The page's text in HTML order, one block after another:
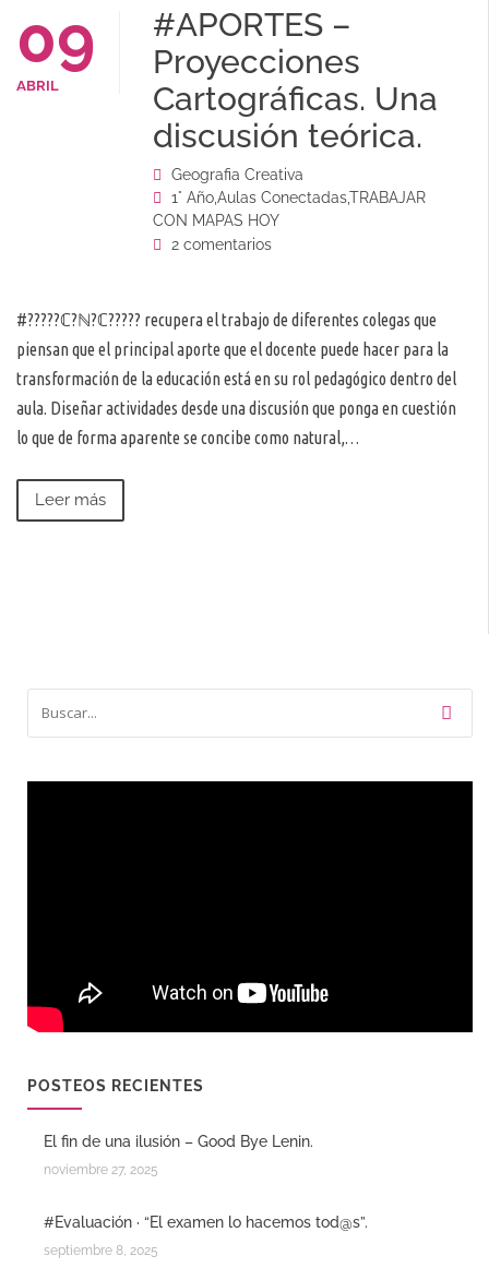
09
ABRIL
#APORTES –
Proyecciones
Cartográficas. Una
discusión teórica.
Geografia Creativa
1° Año,Aulas Conectadas,TRABAJAR
CON MAPAS HOY
2 comentarios
#?????ℂ?ℕ?ℂ????? recupera el trabajo de diferentes colegas que
piensan que el principal aporte que el docente puede hacer para la
transformación de la educación está en su rol pedagógico dentro del
aula. Diseñar actividades desde una discusión que ponga en cuestión
lo que de forma aparente se concibe como natural,…
Leer más
POSTEOS RECIENTES
El fin de una ilusión – Good Bye Lenin.
noviembre 27, 2025
#Evaluación · “El examen lo hacemos tod@s”.
septiembre 8, 2025